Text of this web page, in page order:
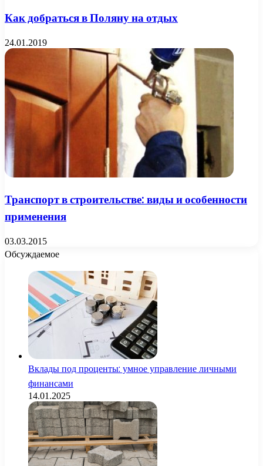
Как добраться в Поляну на отдых
24.01.2019
Транспорт в строительстве: виды и особенности
применения
03.03.2015
Обсуждаемое
Вклады под проценты: умное управление личными
финансами
14.01.2025